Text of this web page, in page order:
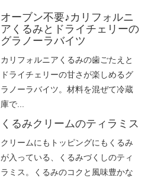
オーブン不要♪カリフォルニ
アくるみとドライチェリーの
グラノーラバイツ
カリフォルニアくるみの歯ごたえと
ドライチェリーの甘さが楽しめるグ
ラノーラバイツ。材料を混ぜて冷蔵
庫で...
くるみクリームのティラミス
クリームにもトッピングにもくるみ
が入っている、くるみづくしのティ
ラミス。くるみのコクと風味豊かな